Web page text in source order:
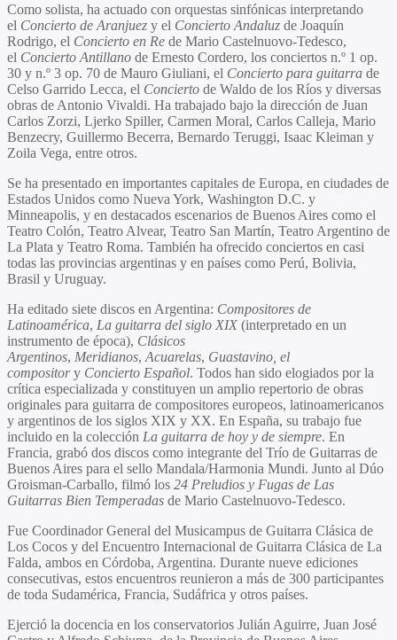
Como solista, ha actuado con orquestas sinfónicas interpretando
el Concierto de Aranjuez y el Concierto Andaluz de Joaquín
Rodrigo, el Concierto en Re de Mario Castelnuovo-Tedesco,
el Concierto Antillano de Ernesto Cordero, los conciertos n.º 1 op.
30 y n.º 3 op. 70 de Mauro Giuliani, el Concierto para guitarra de
Celso Garrido Lecca, el Concierto de Waldo de los Ríos y diversas
obras de Antonio Vivaldi. Ha trabajado bajo la dirección de Juan
Carlos Zorzi, Ljerko Spiller, Carmen Moral, Carlos Calleja, Mario
Benzecry, Guillermo Becerra, Bernardo Teruggi, Isaac Kleiman y
Zoila Vega, entre otros.
Se ha presentado en importantes capitales de Europa, en ciudades de
Estados Unidos como Nueva York, Washington D.C. y
Minneapolis, y en destacados escenarios de Buenos Aires como el
Teatro Colón, Teatro Alvear, Teatro San Martín, Teatro Argentino de
La Plata y Teatro Roma. También ha ofrecido conciertos en casi
todas las provincias argentinas y en países como Perú, Bolivia,
Brasil y Uruguay.
Ha editado siete discos en Argentina: Compositores de
Latinoamérica, La guitarra del siglo XIX (interpretado en un
instrumento de época), Clásicos
Argentinos, Meridianos, Acuarelas, Guastavino, el
compository Concierto Español. Todos han sido elogiados por la
crítica especializada y constituyen un amplio repertorio de obras
originales para guitarra de compositores europeos, latinoamericanos
y argentinos de los siglos XIX y XX. En España, su trabajo fue
incluido en la colección La guitarra de hoy y de siempre. En
Francia, grabó dos discos como integrante del Trío de Guitarras de
Buenos Aires para el sello Mandala/Harmonia Mundi. Junto al Dúo
Groisman-Carballo, filmó los 24 Preludios y Fugas de Las
Guitarras Bien Temperadas de Mario Castelnuovo-Tedesco.
Fue Coordinador General del Musicampus de Guitarra Clásica de
Los Cocos y del Encuentro Internacional de Guitarra Clásica de La
Falda, ambos en Córdoba, Argentina. Durante nueve ediciones
consecutivas, estos encuentros reunieron a más de 300 participantes
de toda Sudamérica, Francia, Sudáfrica y otros países.
Ejerció la docencia en los conservatorios Julián Aguirre, Juan José